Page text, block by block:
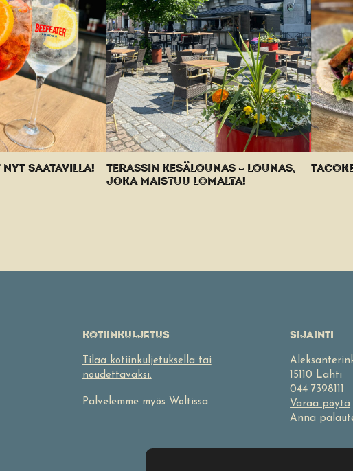
SAATAVILLA!
TERASSIN KESÄLOUNAS – LOUNAS,
JOKA MAISTUU LOMALTA!
KOTIINKULJETUS
Tilaa kotiinkuljetuksella tai
noudettavaksi.
Palvelemme myös Woltissa.
SIJAINTI
15110 Lahti
044 7398111
Varaa pöytä
Anna